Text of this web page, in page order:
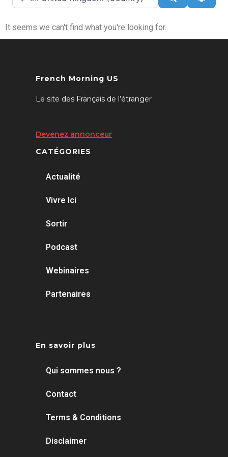
It seems we can't find what you're looking for.
French Morning US
Le site des Français de l’étranger
Devenez annonceur
CATÉGORIES
Actualité
Vivre Ici
Sortir
Podcast
Webinaires
Partenaires
En savoir plus
Qui sommes nous ?
Contact
Terms & Conditions
Disclaimer